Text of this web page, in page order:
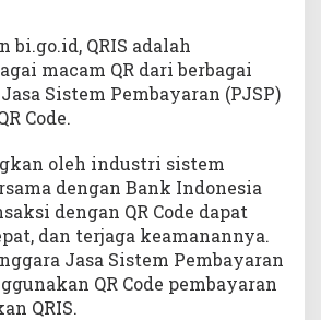
bi.go.id, QRIS adalah
macam QR dari berbagai
Sistem Pembayaran (PJSP)
Code.
oleh industri sistem
dengan Bank Indonesia
dengan QR Code dapat
dan terjag​a keamanannya.
Jasa Sistem Pembayaran
QR Code pembayaran
QRIS.